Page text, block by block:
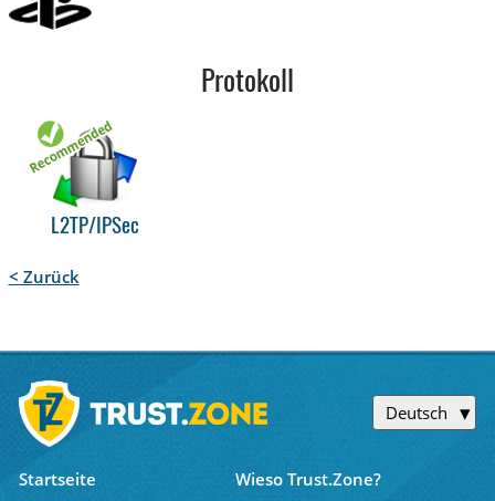
Protokoll
L2TP/IPSec
< Zurück
Deutsch
Startseite
Wieso Trust.Zone?